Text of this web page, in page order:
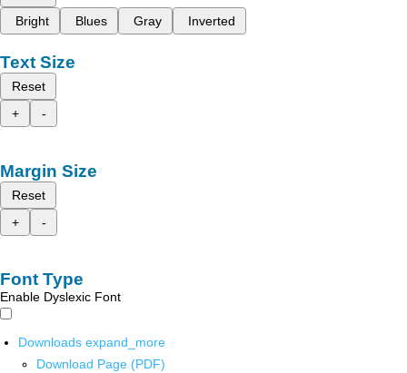
Bright
Blues Gray Inverted
Text Size
Reset
+
-
Margin Size
Reset
+
-
Font Type
Enable Dyslexic Font
Downloads expand_more
Download Page (PDF)